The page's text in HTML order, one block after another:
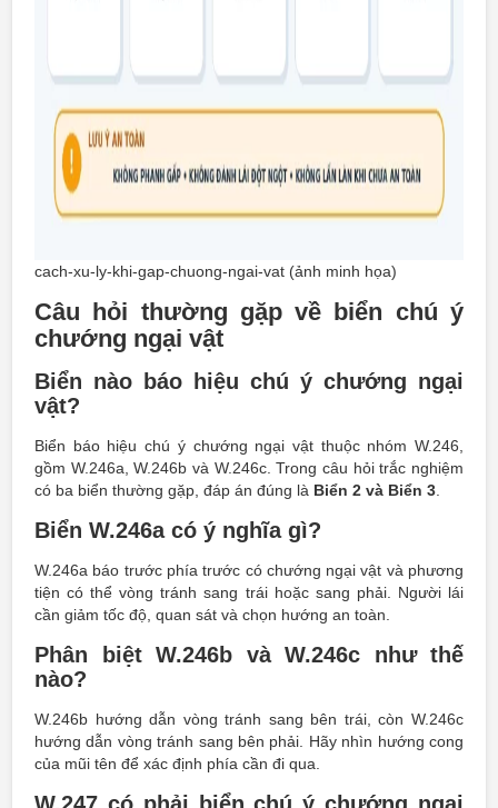
cach-xu-ly-khi-gap-chuong-ngai-vat (ảnh minh họa)
Câu hỏi thường gặp về biển chú ý
chướng ngại vật
Biển nào báo hiệu chú ý chướng ngại
vật?
Biển báo hiệu chú ý chướng ngại vật thuộc nhóm W.246,
gồm W.246a, W.246b và W.246c. Trong câu hỏi trắc nghiệm
có ba biển thường gặp, đáp án đúng là Biển 2 và Biển 3
Biển W.246a có ý nghĩa gì?
W.246a báo trước phía trước có chướng ngại vật và phương
tiện có thể vòng tránh sang trái hoặc sang phải. Người lái
cần giảm tốc độ, quan sát và chọn hướng an toàn.
Phân biệt W.246b và W.246c như thế
nào?
W.246b hướng dẫn vòng tránh sang bên trái, còn W.246c
hướng dẫn vòng tránh sang bên phải. Hãy nhìn hướng cong
của mũi tên để xác định phía cần đi qua.